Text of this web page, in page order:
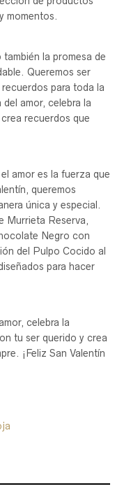
momentos.
la promesa de
Queremos ser
para toda la
amor, celebra la
recuerdos que
amor es la fuerza que
queremos
única y especial.
Murrieta Reserva,
Negro con
del Pulpo Cocido al
para hacer
celebra la
tu ser querido y crea
¡Feliz San Valentín